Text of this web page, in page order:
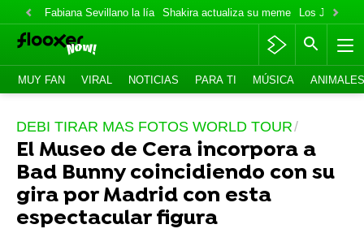
Fabiana Sevillano la lía Shakira actualiza su meme Los Jonas
MUY FAN VIRAL NOTICIAS PARA TI MÚSICA ANIMALES
DEBI TIRAR MAS FOTOS WORLD TOUR
El Museo de Cera incorpora a
Bad Bunny coincidiendo con su
gira por Madrid con esta
espectacular figura